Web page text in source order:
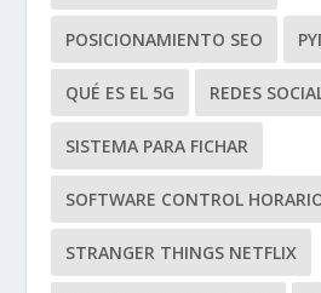
POSICIONAMIENTO SEO
QUÉ ES EL 5G REDES
SISTEMA PARA FICHAR
SOFTWARE CONTROL
STRANGER THINGS NETFLIX